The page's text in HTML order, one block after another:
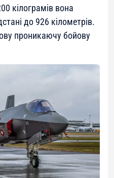
кілограмів вона
до 926 кілометрів.
проникаючу бойову